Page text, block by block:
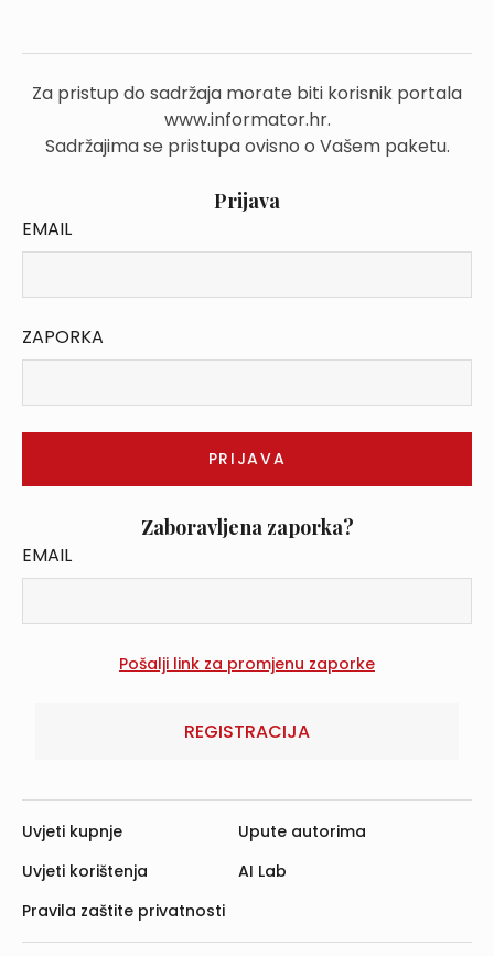
Za pristup do sadržaja morate biti korisnik portala
www.informator.hr.
Sadržajima se pristupa ovisno o Vašem paketu.
Prijava
EMAIL
ZAPORKA
Zaboravljena zaporka?
EMAIL
REGISTRACIJA
Uvjeti kupnje
Uvjeti korištenja
Pravila zaštite privatnosti
Upute autorima
AI Lab